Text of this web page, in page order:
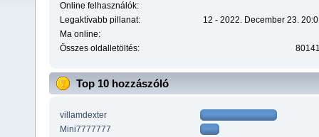
Online felhasználók:
Legaktívabb pillanat:
12 - 2022. December 23.
Ma online:
Összes oldalletöltés:
Top 10 hozzászóló
villamdexter
Mini7777777